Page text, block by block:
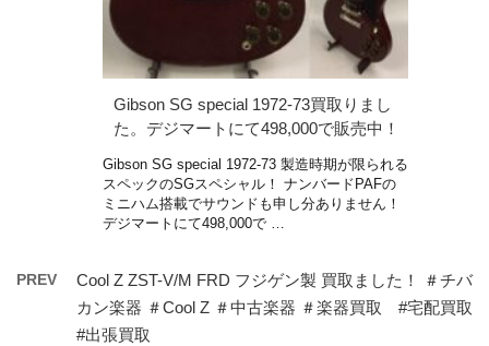
Gibson SG special 1972-73買取りまし
た。デジマートにて498,000で販売中！
Gibson SG special 1972-73 製造時期が限られる
スペックのSGスペシャル！ ナンバードPAFの
ミニハム搭載でサウンドも申し分ありません！
デジマートにて498,000で …
PREV
Cool Z ZST-V/M FRD フジゲン製 買取ました！ ＃チバ
カン楽器 ＃Cool Z ＃中古楽器 ＃楽器買取 #宅配買取
#出張買取